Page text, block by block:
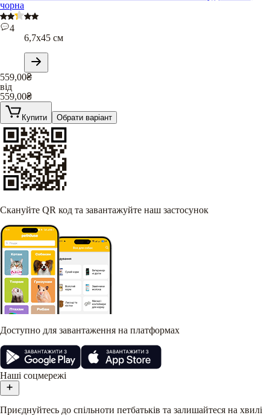
чорна
4
6,7х45 см
559,00₴
від
559,00₴
Купити Обрати варіант
Скануйте QR код та завантажуйте наш застосунок
Доступно для завантаження на платформах
Наші соцмережі
Приєднуйтесь до спільноти петбатьків та залишайтеся на хвилі